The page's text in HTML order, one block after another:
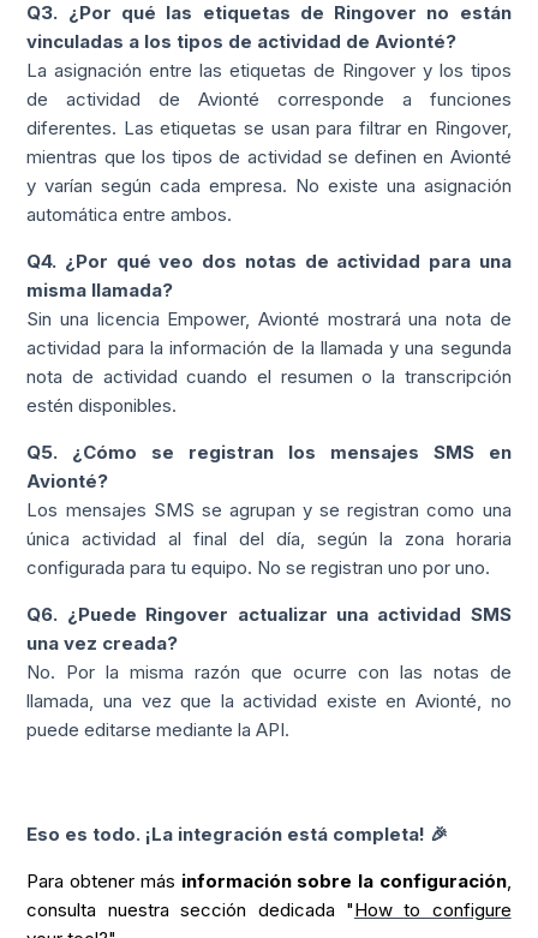
Q3. ¿Por qué las etiquetas de Ringover no están
vinculadas a los tipos de actividad de Avionté?
La asignación entre las etiquetas de Ringover y los tipos
de actividad de Avionté corresponde a funciones
diferentes. Las etiquetas se usan para filtrar en Ringover,
mientras que los tipos de actividad se definen en Avionté
y varían según cada empresa. No existe una asignación
automática entre ambos.
Q4. ¿Por qué veo dos notas de actividad para una
misma llamada?
Sin una licencia Empower, Avionté mostrará una nota de
actividad para la información de la llamada y una segunda
nota de actividad cuando el resumen o la transcripción
estén disponibles.
Q5. ¿Cómo se registran los mensajes SMS en
Avionté?
Los mensajes SMS se agrupan y se registran como una
única actividad al final del día, según la zona horaria
configurada para tu equipo. No se registran uno por uno.
Q6. ¿Puede Ringover actualizar una actividad SMS
una vez creada?
No. Por la misma razón que ocurre con las notas de
llamada, una vez que la actividad existe en Avionté, no
puede editarse mediante la API.
Eso es todo. ¡La integración está completa! 🎉
Para obtener más información sobre la configuración,
consulta nuestra sección dedicada "How to configure